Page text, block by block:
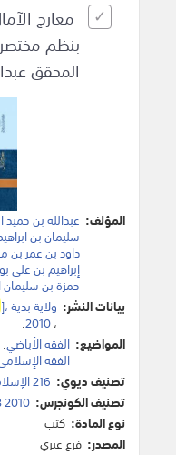
معارج
بنظم
المحقق
المؤلف: عبدالله بن
سليمان بن
داود بن عمر بن
إبراهيم بن علي
حمزة بن
بيانات النشر: ولاية بدية ،[
،2010
.
المواضيع: الفقه الأباضي.
الفقه
تصنيف ديوي: 216 الإسلام M.N 2010 shelf:E17.
تصنيف الكونجرس: 2010
نوع المادة: كتب
المصدر: فرع عبري